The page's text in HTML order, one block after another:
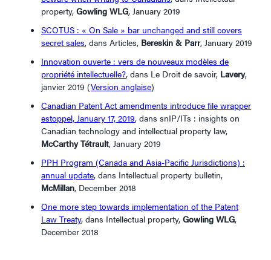
property, Gowling WLG, January 2019
SCOTUS : « On Sale » bar unchanged and still covers
secret sales, dans Articles, Bereskin & Parr, January 2019
Innovation ouverte : vers de nouveaux modèles de
propriété intellectuelle?, dans Le Droit de savoir, Lavery,
janvier 2019 (Version anglaise)
Canadian Patent Act amendments introduce file wrapper
estoppel, January 17, 2019, dans snIP/ITs : insights on
Canadian technology and intellectual property law,
McCarthy Tétrault, January 2019
PPH Program (Canada and Asia-Pacific Jurisdictions) :
annual update, dans Intellectual property bulletin,
McMillan, December 2018
One more step towards implementation of the Patent
Law Treaty, dans Intellectual property, Gowling WLG,
December 2018